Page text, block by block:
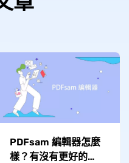
PDFsam 編輯器怎麼
樣？有沒有更好的